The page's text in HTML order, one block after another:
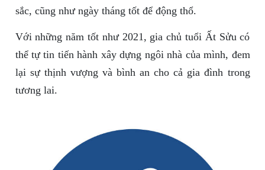
sắc, cũng như ngày tháng tốt để động thổ.
Với những năm tốt như 2021, gia chủ tuổi Ất Sửu có
thể tự tin tiến hành xây dựng ngôi nhà của mình, đem
lại sự thịnh vượng và bình an cho cả gia đình trong
tương lai.